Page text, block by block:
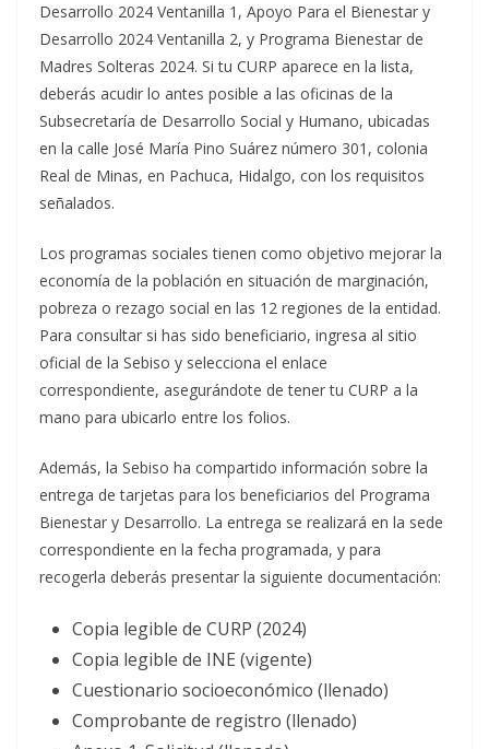
Desarrollo 2024 Ventanilla 1, Apoyo Para el Bienestar y
Desarrollo 2024 Ventanilla 2, y Programa Bienestar de
Madres Solteras 2024. Si tu CURP aparece en la lista,
deberás acudir lo antes posible a las oficinas de la
Subsecretaría de Desarrollo Social y Humano, ubicadas
en la calle José María Pino Suárez número 301, colonia
Real de Minas, en Pachuca, Hidalgo, con los requisitos
señalados.
Los programas sociales tienen como objetivo mejorar la
economía de la población en situación de marginación,
pobreza o rezago social en las 12 regiones de la entidad.
Para consultar si has sido beneficiario, ingresa al sitio
oficial de la Sebiso y selecciona el enlace
correspondiente, asegurándote de tener tu CURP a la
mano para ubicarlo entre los folios.
Además, la Sebiso ha compartido información sobre la
entrega de tarjetas para los beneficiarios del Programa
Bienestar y Desarrollo. La entrega se realizará en la sede
correspondiente en la fecha programada, y para
recogerla deberás presentar la siguiente documentación:
Copia legible de CURP (2024)
Copia legible de INE (vigente)
Cuestionario socioeconómico (llenado)
Comprobante de registro (llenado)